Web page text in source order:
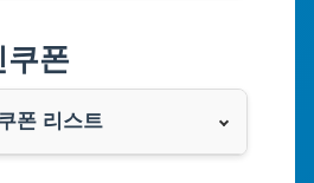
시
시
쿠폰
폰 리스트